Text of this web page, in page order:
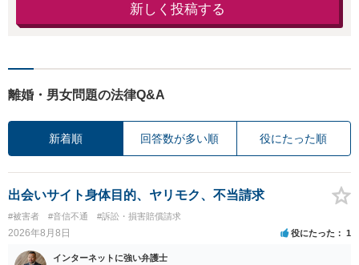
新しく投稿する
離婚・男女問題の法律Q&A
新着順 回答数が多い順 役にたった順
出会いサイト身体目的、ヤリモク、不当請求
#被害者 #音信不通 #訴訟・損害賠償請求
2026年8月8日 役にたった 1
インターネットに強い弁護士